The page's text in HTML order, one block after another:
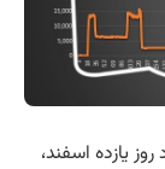
یازده اسفند،